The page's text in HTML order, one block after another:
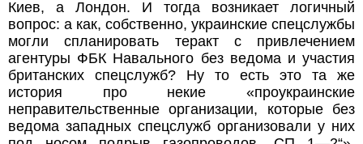
Киев, а Лондон. И тогда возникает логичный
вопрос: а как, собственно, украинские спецслужбы
могли спланировать теракт с привлечением
агентуры ФБК Навального без ведома и участия
британских спецслужб? Ну то есть это та же
история про некие «проукраинские
неправительственные организации, которые без
ведома западных спецслужб организовали у них